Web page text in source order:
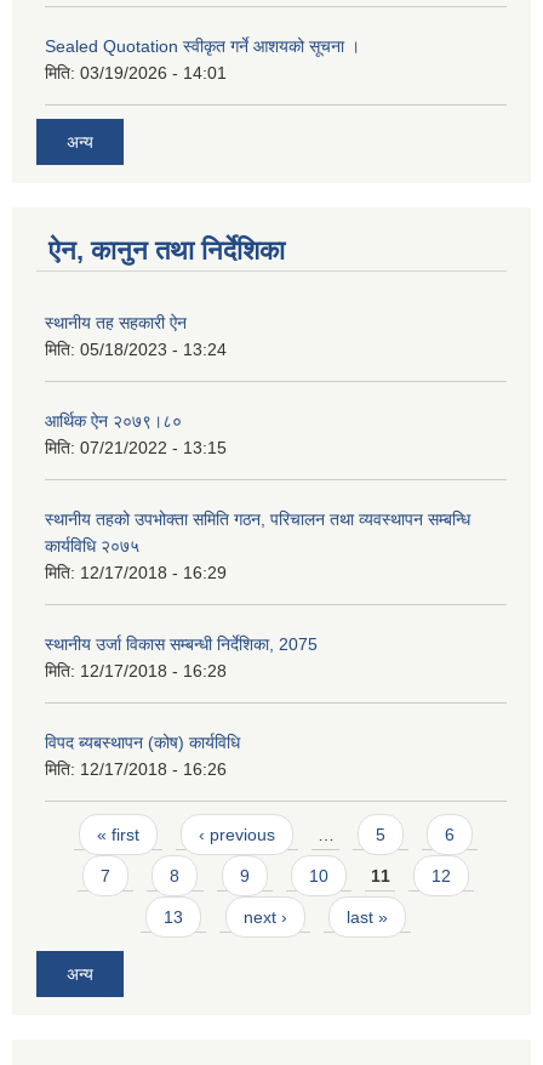
Sealed Quotation स्वीकृत गर्ने आशयको सूचना ।
मिति: 03/19/2026 - 14:01
अन्य
ऐन, कानुन तथा निर्देशिका
स्थानीय तह सहकारी ऐन
मिति: 05/18/2023 - 13:24
आर्थिक ऐन २०७९।८०
मिति: 07/21/2022 - 13:15
स्थानीय तहको उपभोक्ता समिति गठन, परिचालन तथा व्यवस्थापन सम्बन्धि
कार्यविधि २०७५
मिति: 12/17/2018 - 16:29
स्थानीय उर्जा विकास सम्बन्धी निर्देशिका, 2075
मिति: 12/17/2018 - 16:28
विपद ब्यबस्थापन (कोष) कार्यविधि
मिति: 12/17/2018 - 16:26
Pages
« first ‹ previous … 5 6
7 8 9 10 11 12
13 next › last »
अन्य